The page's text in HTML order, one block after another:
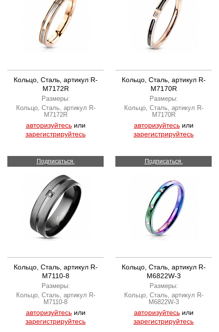
Кольцо, Сталь, артикул R-
M7172R
Размеры:
Кольцо, Сталь, артикул R-
M7172R
авторизуйтесьили
зарегистрируйтесь
Кольцо, Сталь, артикул R-
M7170R
Размеры:
Кольцо, Сталь, артикул R-
M7170R
авторизуйтесьили
зарегистрируйтесь
Подписаться.
Кольцо, Сталь, артикул R-
M7110-8
Размеры:
Кольцо, Сталь, артикул R-
M7110-8
авторизуйтесьили
зарегистрируйтесь
Подписаться.
Кольцо, Сталь, артикул R-
M6822W-3
Размеры:
Кольцо, Сталь, артикул R-
M6822W-3
авторизуйтесьили
зарегистрируйтесь